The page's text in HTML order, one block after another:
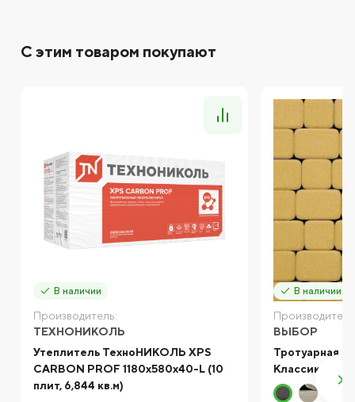
С этим товаром покупают
В наличии
Производитель:
ТЕХНОНИКОЛЬ
Утеплитель ТехноНИКОЛЬ XPS
CARBON PROF 1180х580х40-L (10
плит, 6,844 кв.м)
В наличии
ВЫБОР
Тротуарная
Классико